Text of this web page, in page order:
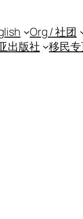
Org / 社团
出版社
移民